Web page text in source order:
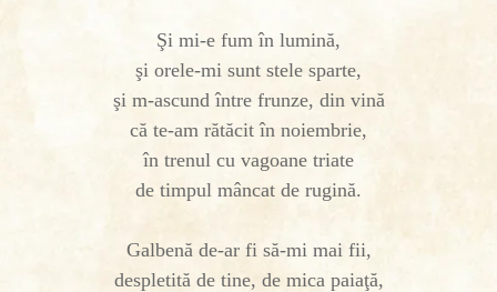
Şi mi-e fum în lumină,
şi orele-mi sunt stele sparte,
şi m-ascund între frunze, din vină
că te-am rătăcit în noiembrie,
în trenul cu vagoane triate
de timpul mâncat de rugină.
Galbenă de-ar fi să-mi mai fii,
despletită de tine, de mica paiaţă,